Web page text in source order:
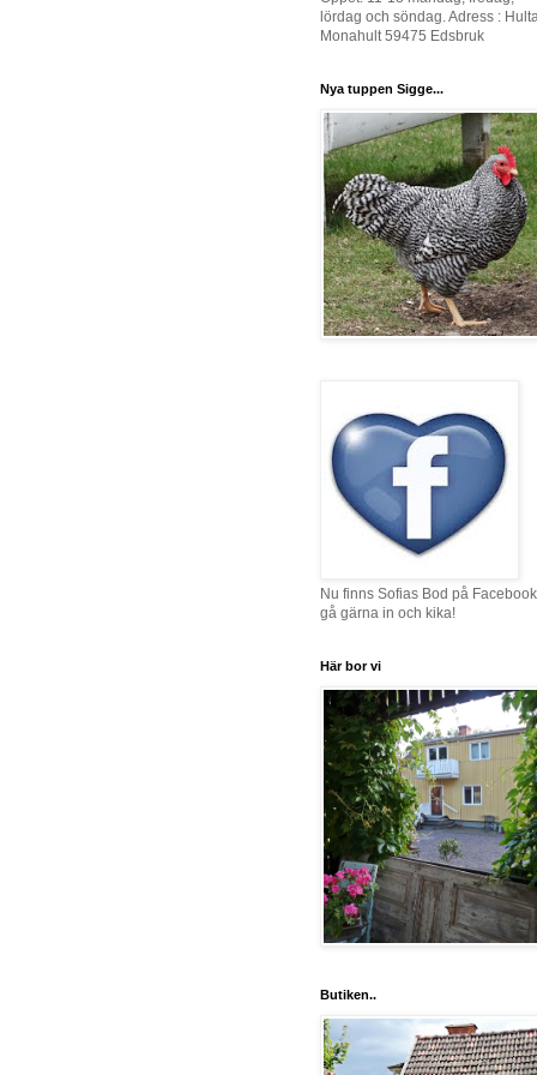
lördag och söndag. Adress :
Monahult 59475 Edsbruk
Nya tuppen Sigge...
Nu finns Sofias Bod på
gå gärna in och kika!
Här bor vi
Butiken..